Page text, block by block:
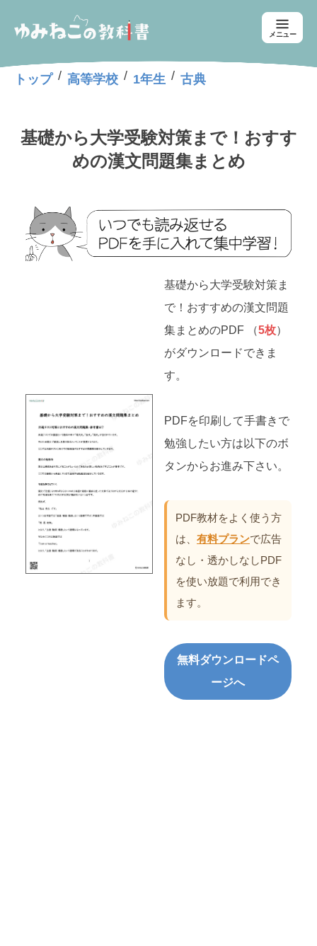
メニュー
トップ / 高等学校 / 1年生 / 古典
基礎から大学受験対策まで！おすす
めの漢文問題集まとめ
基礎から大学受験対策ま
で！おすすめの漢文問題
集まとめのPDF （5枚）
がダウンロードできま
す。
PDFを印刷して手書きで
勉強したい方は以下のボ
タンからお進み下さい。
PDF教材をよく使う方
は、 有料プランで広告
なし・透かしなしPDF
を使い放題で利用でき
ます。
無料ダウンロードペ
ージへ